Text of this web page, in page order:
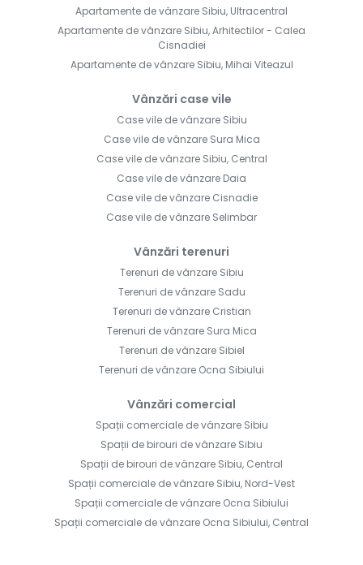
Apartamente de vânzare Sibiu, Ultracentral
Apartamente de vânzare Sibiu, Arhitectilor - Calea
Cisnadiei
Apartamente de vânzare Sibiu, Mihai Viteazul
Vânzări case vile
Case vile de vânzare Sibiu
Case vile de vânzare Sura Mica
Case vile de vânzare Sibiu, Central
Case vile de vânzare Daia
Case vile de vânzare Cisnadie
Case vile de vânzare Selimbar
Vânzări terenuri
Terenuri de vânzare Sibiu
Terenuri de vânzare Sadu
Terenuri de vânzare Cristian
Terenuri de vânzare Sura Mica
Terenuri de vânzare Sibiel
Terenuri de vânzare Ocna Sibiului
Vânzări comercial
Spații comerciale de vânzare Sibiu
Spații de birouri de vânzare Sibiu
Spații de birouri de vânzare Sibiu, Central
Spații comerciale de vânzare Sibiu, Nord-Vest
Spații comerciale de vânzare Ocna Sibiului
Spații comerciale de vânzare Ocna Sibiului, Central